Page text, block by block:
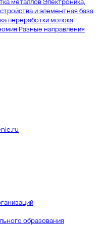
и элементная база
переработки молока
Разные направления
образования